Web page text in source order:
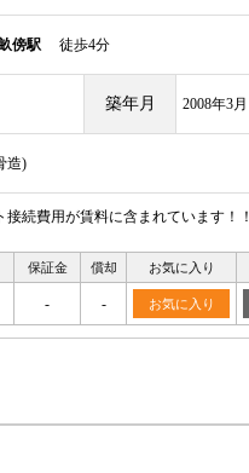
傍駅 徒歩4分
築年月 2008年3月
造)
続費用が賃料に含まれています！！
保証金 償却 お気に入り
- - お気に入り